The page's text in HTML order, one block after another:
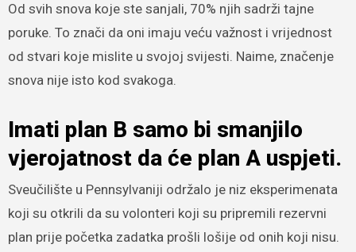
Od svih snova koje ste sanjali, 70% njih sadrži tajne
poruke. To znači da oni imaju veću važnost i vrijednost
od stvari koje mislite u svojoj svijesti. Naime, značenje
snova nije isto kod svakoga.
Imati plan B samo bi smanjilo
vjerojatnost da će plan A uspjeti.
Sveučilište u Pennsylvaniji održalo je niz eksperimenata
koji su otkrili da su volonteri koji su pripremili rezervni
plan prije početka zadatka prošli lošije od onih koji nisu.